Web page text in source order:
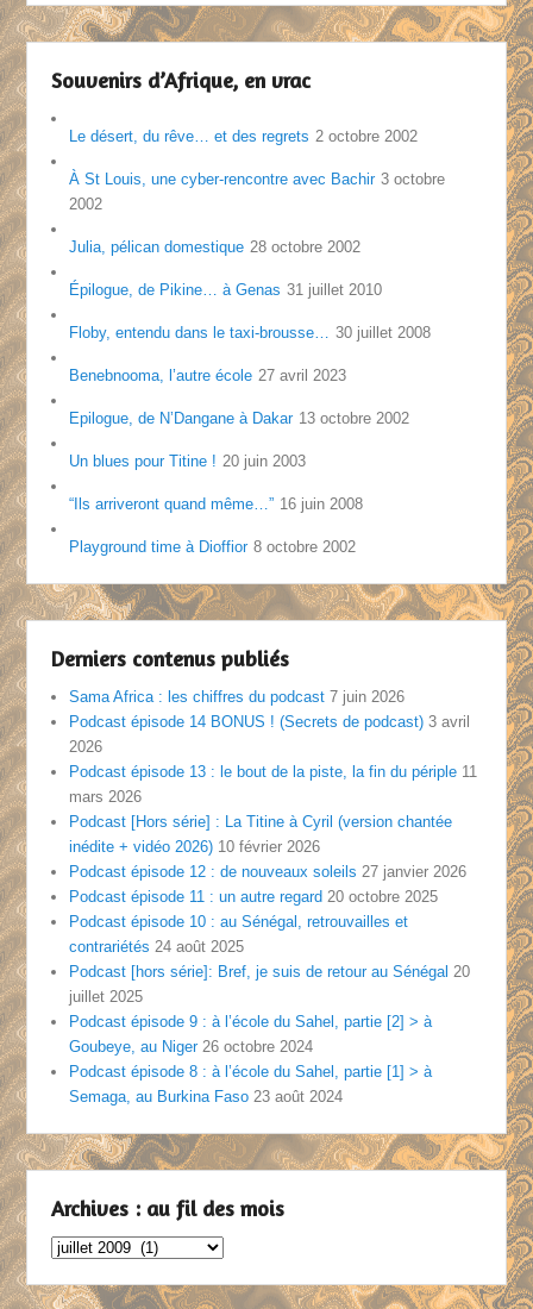
Souvenirs d’Afrique, en vrac
Le désert, du rêve… et des regrets 2 octobre 2002
À St Louis, une cyber-rencontre avec Bachir 3 octobre
2002
Julia, pélican domestique 28 octobre 2002
Épilogue, de Pikine… à Genas 31 juillet 2010
Floby, entendu dans le taxi-brousse… 30 juillet 2008
Benebnooma, l’autre école 27 avril 2023
Epilogue, de N’Dangane à Dakar 13 octobre 2002
Un blues pour Titine ! 20 juin 2003
“Ils arriveront quand même…” 16 juin 2008
Playground time à Dioffior 8 octobre 2002
Derniers contenus publiés
Sama Africa : les chiffres du podcast 7 juin 2026
Podcast épisode 14 BONUS ! (Secrets de podcast) 3 avril
2026
Podcast épisode 13 : le bout de la piste, la fin du périple 11
mars 2026
Podcast [Hors série] : La Titine à Cyril (version chantée
inédite + vidéo 2026) 10 février 2026
Podcast épisode 12 : de nouveaux soleils 27 janvier 2026
Podcast épisode 11 : un autre regard 20 octobre 2025
Podcast épisode 10 : au Sénégal, retrouvailles et
contrariétés 24 août 2025
Podcast [hors série]: Bref, je suis de retour au Sénégal 20
juillet 2025
Podcast épisode 9 : à l’école du Sahel, partie [2] > à
Goubeye, au Niger 26 octobre 2024
Podcast épisode 8 : à l’école du Sahel, partie [1] > à
Semaga, au Burkina Faso 23 août 2024
Archives : au fil des mois
Archives
au